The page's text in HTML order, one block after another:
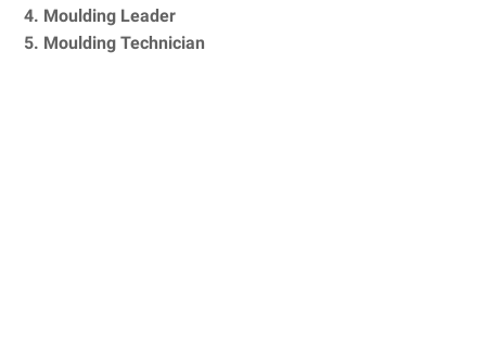
4. Moulding Leader
5. Moulding Technician